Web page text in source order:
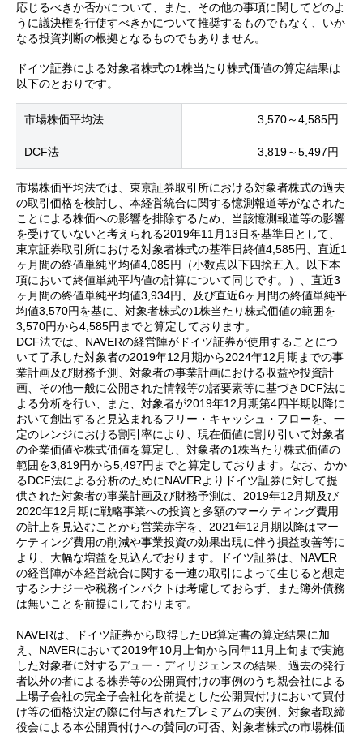
応じるべきか否かについて、また、その他の事項に関してどのよ
うに議決権を行使すべきかについて推奨するものでもなく、いか
なる投資判断の根拠となるものでもありません。
ドイツ証券による対象者株式の1株当たり株式価値の算定結果は
以下のとおりです。
市場株価平均法 3,570～4,585円
DCF法 3,819～5,497円
市場株価平均法では、東京証券取引所における対象者株式の過去
の取引価格を検討し、本経営統合に関する憶測報道等がなされた
ことによる株価への影響を排除するため、当該憶測報道等の影響
を受けていないと考えられる2019年11月13日を基準日として、
東京証券取引所における対象者株式の基準日終値4,585円、直近1
ヶ月間の終値単純平均値4,085円（小数点以下四捨五入。以下本
項において終値単純平均値の計算について同じです。）、直近3
ヶ月間の終値単純平均値3,934円、及び直近6ヶ月間の終値単純平
均値3,570円を基に、対象者株式の1株当たり株式価値の範囲を
3,570円から4,585円までと算定しております。
DCF法では、NAVERの経営陣がドイツ証券が使用することにつ
いて了承した対象者の2019年12月期から2024年12月期までの事
業計画及び財務予測、対象者の事業計画における収益や投資計
画、その他一般に公開された情報等の諸要素等に基づきDCF法に
よる分析を行い、また、対象者が2019年12月期第4四半期以降に
おいて創出すると見込まれるフリー・キャッシュ・フローを、一
定のレンジにおける割引率により、現在価値に割り引いて対象者
の企業価値や株式価値を算定し、対象者の1株当たり株式価値の
範囲を3,819円から5,497円までと算定しております。なお、かか
るDCF法による分析のためにNAVERよりドイツ証券に対して提
供された対象者の事業計画及び財務予測は、2019年12月期及び
2020年12月期に戦略事業への投資と多額のマーケティング費用
の計上を見込むことから営業赤字を、2021年12月期以降はマー
ケティング費用の削減や事業投資の効果出現に伴う損益改善等に
より、大幅な増益を見込んでおります。ドイツ証券は、NAVER
の経営陣が本経営統合に関する一連の取引によって生じると想定
するシナジーや税務インパクトは考慮しておらず、また簿外債務
は無いことを前提にしております。
NAVERは、ドイツ証券から取得したDB算定書の算定結果に加
え、NAVERにおいて2019年10月上旬から同年11月上旬まで実施
した対象者に対するデュー・ディリジェンスの結果、過去の発行
者以外の者による株券等の公開買付けの事例のうち親会社による
上場子会社の完全子会社化を前提とした公開買付けにおいて買付
け等の価格決定の際に付与されたプレミアムの実例、対象者取締
役会による本公開買付けへの賛同の可否、対象者株式の市場株価